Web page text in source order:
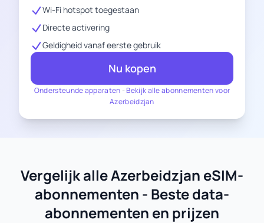
Ondersteunde apparaten -Bekijk alle abonnementen voor
Azerbeidzjan
Wi-Fi hotspot toegestaan
Directe activering
Geldigheid vanaf eerste gebruik
Nu kopen
Vergelijk alle Azerbeidzjan eSIM-
abonnementen - Beste data-
abonnementen en prijzen